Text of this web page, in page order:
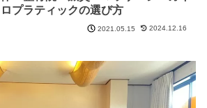
ロプラティックの選び方
2021.05.15 2024.12.16